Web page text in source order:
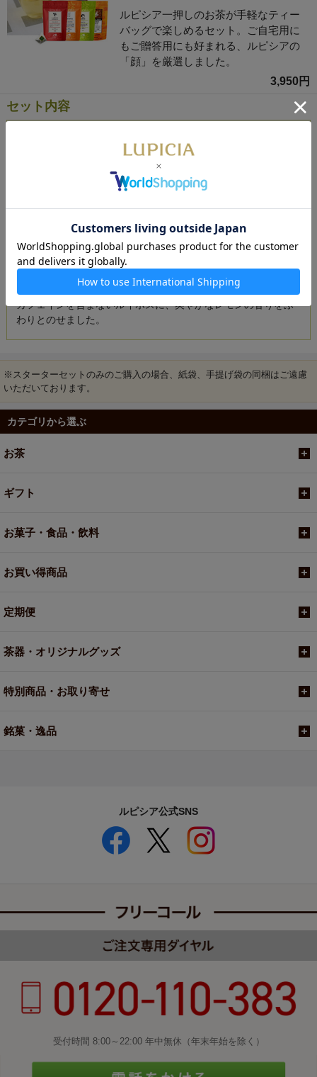
ルピシア一押しのお茶が手軽なティー
バッグで楽しめるセット。ご自宅用に
もご贈答用にも好まれる、ルピシアの
「顔」を厳選しました。
3,950円
セット内容
インド・ダージリンと、コクがありパンチのきいた紅茶をブレ
ロゼ ロワイヤル - ティーバッグ10個入
白桃煎茶 - ティーバッグ10個入
果汁あふれる新鮮な白桃を思わせる甘くみずみずしい香りを、
上質な日本の煎茶にまとわせました。
ルイボス レモン - ティーバッグ10個入
カフェインを含まないルイボスに、爽やかなレモンの香りをふ
わりとのせました。
※スターターセットのみのご購入の場合、紙袋、手提げ袋の同梱はご遠慮
いただいております。
カテゴリから選ぶ
お茶
ギフト
お菓子・食品・飲料
お買い得商品
定期便
茶器・オリジナルグッズ
特別商品・お取り寄せ
銘菓・逸品
ルピシア公式SNS
受付時間 8:00～22:00 年中無休（年末年始を除く）